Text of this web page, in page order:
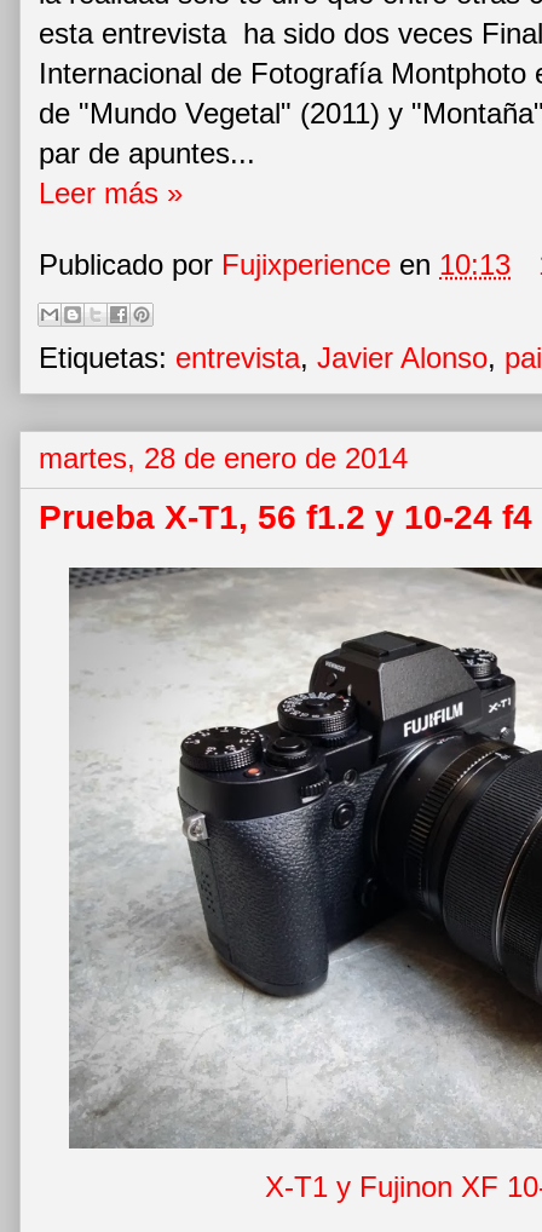
esta entrevista ha sido dos veces
Internacional de Fotografía Montphoto
de "Mundo Vegetal" (2011) y
par de apuntes...
Leer más »
Publicado por Fujixperience en 10:13
Etiquetas: entrevista, Javier Alonso,
martes, 28 de enero de 2014
Prueba X-T1, 56 f1.2 y 10-24 f4
X-T1 y Fujinon XF